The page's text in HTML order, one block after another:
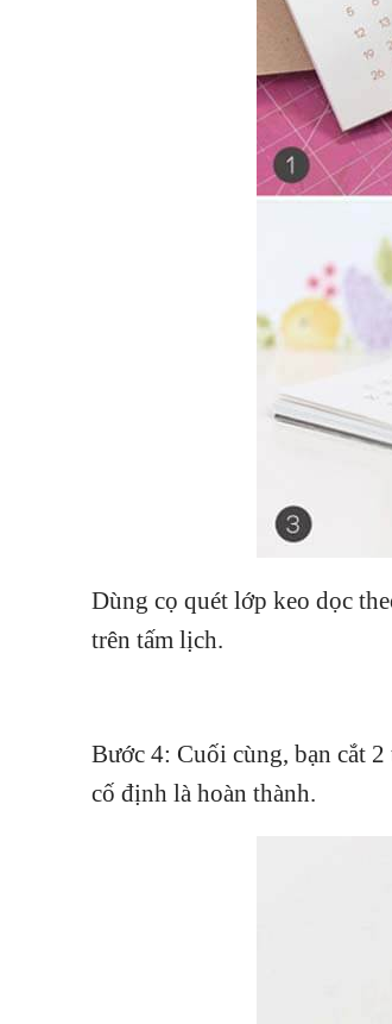
Dùng cọ quét lớp keo dọc
trên tấm lịch.
Bước 4: Cuối cùng, bạn cắt
cố định là hoàn thành.